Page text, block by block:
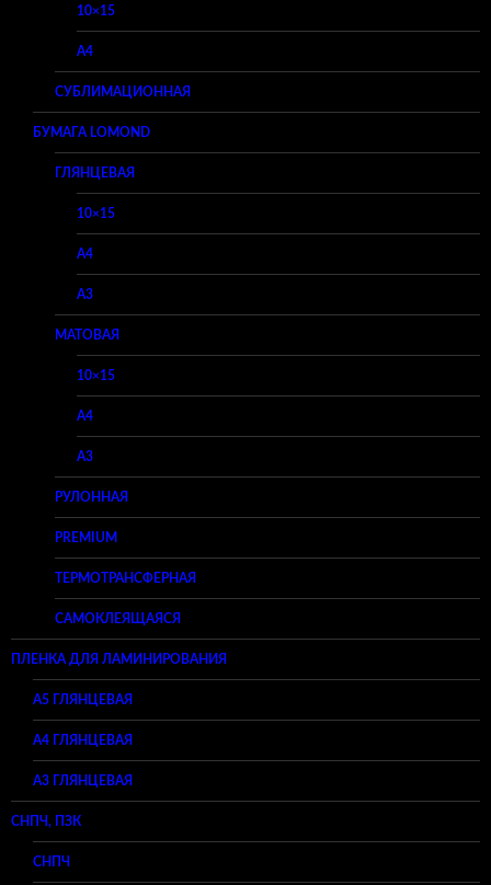
10×15
A4
СУБЛИМАЦИОННАЯ
БУМАГА LOMOND
ГЛЯНЦЕВАЯ
10×15
A4
A3
МАТОВАЯ
10×15
A4
A3
РУЛОННАЯ
PREMIUM
ТЕРМОТРАНСФЕРНАЯ
САМОКЛЕЯЩАЯСЯ
ПЛЕНКА ДЛЯ ЛАМИНИРОВАНИЯ
A5 ГЛЯНЦЕВАЯ
А4 ГЛЯНЦЕВАЯ
A3 ГЛЯНЦЕВАЯ
СНПЧ, ПЗК
СНПЧ